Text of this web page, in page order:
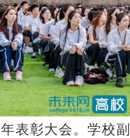
表彰大会。学校副